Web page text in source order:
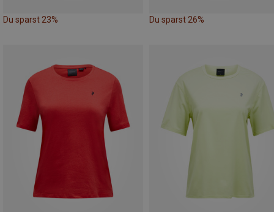
Du sparst 23% Du sparst 26%